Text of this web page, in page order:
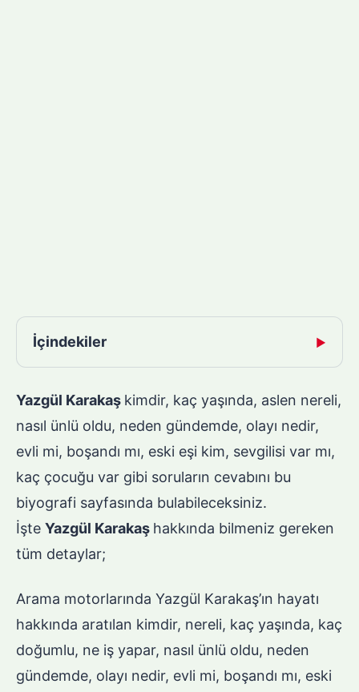
İçindekiler ▶
Yazgül Karakaş kimdir, kaç yaşında, aslen nereli,
nasıl ünlü oldu, neden gündemde, olayı nedir,
evli mi, boşandı mı, eski eşi kim, sevgilisi var mı,
kaç çocuğu var gibi soruların cevabını bu
biyografi sayfasında bulabileceksiniz.
İşte Yazgül Karakaş hakkında bilmeniz gereken
tüm detaylar;
Arama motorlarında Yazgül Karakaş’ın hayatı
hakkında aratılan kimdir, nereli, kaç yaşında, kaç
doğumlu, ne iş yapar, nasıl ünlü oldu, neden
gündemde, olayı nedir, evli mi, boşandı mı, eski